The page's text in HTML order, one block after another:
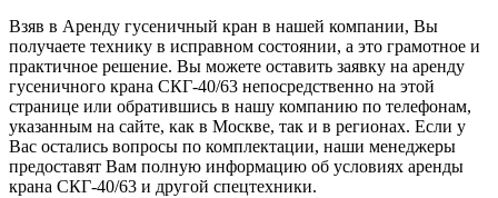
Взяв в Аренду гусеничный кран в нашей компании, Вы
получаете технику в исправном состоянии, а это грамотное и
практичное решение. Вы можете оставить заявку на аренду
гусеничного крана СКГ-40/63 непосредственно на этой
странице или обратившись в нашу компанию по телефонам,
указанным на сайте, как в Москве, так и в регионах. Если у
Вас остались вопросы по комплектации, наши менеджеры
предоставят Вам полную информацию об условиях аренды
крана СКГ-40/63 и другой спецтехники.